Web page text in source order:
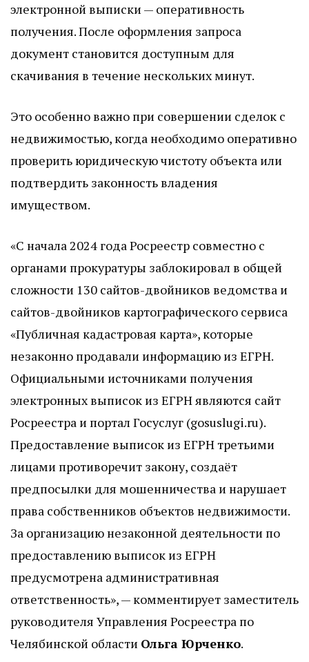
электронной выписки — оперативность
получения. После оформления запроса
документ становится доступным для
скачивания в течение нескольких минут.
Это особенно важно при совершении сделок с
недвижимостью, когда необходимо оперативно
проверить юридическую чистоту объекта или
подтвердить законность владения
имуществом.
«С начала 2024 года Росреестр совместно с
органами прокуратуры заблокировал в общей
сложности 130 сайтов-двойников ведомства и
сайтов-двойников картографического сервиса
«Публичная кадастровая карта», которые
незаконно продавали информацию из ЕГРН.
Официальными источниками получения
электронных выписок из ЕГРН являются сайт
Росреестра и портал Госуслуг (gosuslugi.ru).
Предоставление выписок из ЕГРН третьими
лицами противоречит закону, создаёт
предпосылки для мошенничества и нарушает
права собственников объектов недвижимости.
За организацию незаконной деятельности по
предоставлению выписок из ЕГРН
предусмотрена административная
ответственность», — комментирует заместитель
руководителя Управления Росреестра по
Челябинской области Ольга Юрченко.